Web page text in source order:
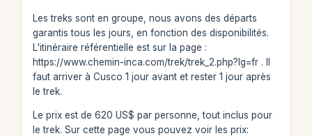
Les treks sont en groupe, nous avons des départs
garantis tous les jours, en fonction des disponibilités.
L'itinéraire référentielle est sur la page :
https://www.chemin-inca.com/trek/trek_2.php?lg=fr . Il
faut arriver à Cusco 1 jour avant et rester 1 jour après
le trek.
Le prix est de 620 US$ par personne, tout inclus pour
le trek. Sur cette page vous pouvez voir les prix: